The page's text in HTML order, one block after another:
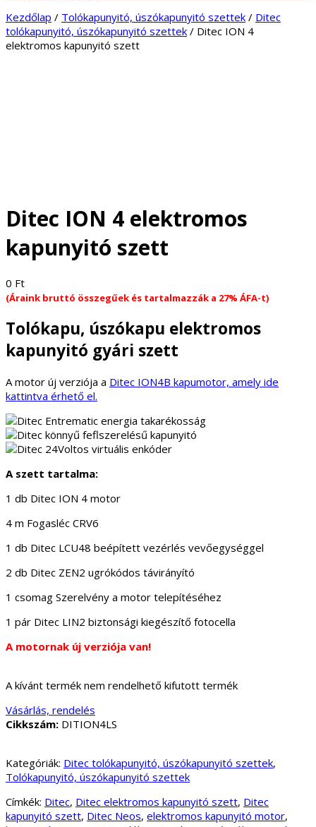
Kezdőlap / Tolókapunyitó, úszókapunyitó szettek / Ditec
tolókapunyitó, úszókapunyitó szettek / Ditec ION 4
elektromos kapunyitó szett
Ditec ION 4 elektromos
kapunyitó szett
0 Ft
(Áraink bruttó összegűek és tartalmazzák a 27% ÁFA-t)
Tolókapu, úszókapu elektromos
kapunyitó gyári szett
A motor új verziója a Ditec ION4B kapumotor, amely ide
kattintva érhető el.
A szett tartalma:
1 db Ditec ION 4 motor
4 m Fogasléc CRV6
1 db Ditec LCU48 beépített vezérlés vevőegységgel
2 db Ditec ZEN2 ugrókódos távirányító
1 csomag Szerelvény a motor telepítéséhez
1 pár Ditec LIN2 biztonsági kiegészítő fotocella
A motornak új verziója van!
A kívánt termék nem rendelhető kifutott termék
Vásárlás, rendelés
Cikkszám: DITION4LS
Kategóriák: Ditec tolókapunyitó, úszókapunyitó szettek,
Tolókapunyitó, úszókapunyitó szettek
Címkék: Ditec, Ditec elektromos kapunyitó szett, Ditec
kapunyitó szett, Ditec Neos, elektromos kapunyitó motor,